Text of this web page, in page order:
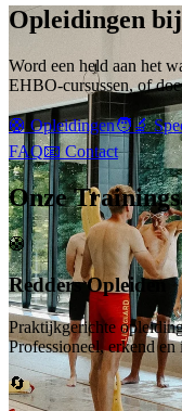
Opleidingen
Word een held aan het
EHBO-cursussen, of
🛟 Opleidingen🧑‍🔬
FAQ📧 Contact
Onze
🛟
Redders Opleiden
Praktijkgerichte
Professioneel, erkend en
🔄